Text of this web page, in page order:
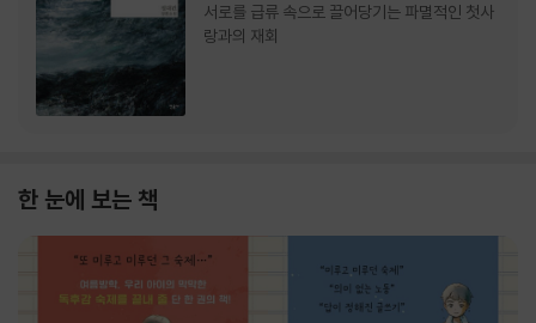
서로를 급류 속으로 끌어당기는 파멸적인 첫사
랑과의 재회
한 눈에 보는 책